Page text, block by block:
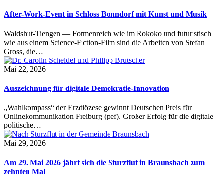
After-Work-Event in Schloss Bonndorf mit Kunst und Musik
Waldshut-Tiengen — Formenreich wie im Rokoko und futuristisch
wie aus einem Science-Fiction-Film sind die Arbeiten von Stefan
Gross, die…
Mai 22, 2026
Auszeichnung für digitale Demokratie-Innovation
„Wahlkompass“ der Erzdiözese gewinnt Deutschen Preis für
Onlinekommunikation Freiburg (pef). Großer Erfolg für die digitale
politische…
Mai 29, 2026
Am 29. Mai 2026 jährt sich die Sturzflut in Braunsbach zum
zehnten Mal